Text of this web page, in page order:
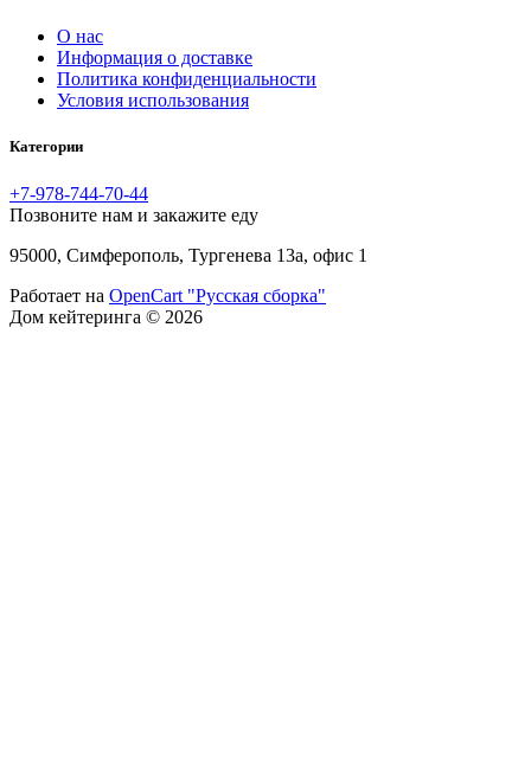
O нас
Информация о доставке
Политика конфиденциальности
Условия использования
Категории
+7-978-744-70-44
Позвоните нам и закажите еду
95000, Симферополь, Тургенева 13а, офис 1
Работает на OpenCart "Русская сборка"
Дом кейтеринга © 2026